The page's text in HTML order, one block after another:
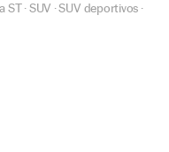
ST·SUV ·SUV deportivos ·